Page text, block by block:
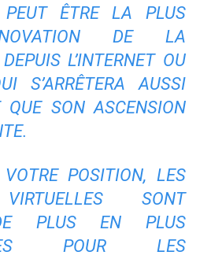
ÊTRE LA PLUS
DE LA
L’INTERNET OU
S’ARRÊTERA AUSSI
QUE SON ASCENSION
POSITION, LES
SONT
PLUS EN PLUS
POUR LES